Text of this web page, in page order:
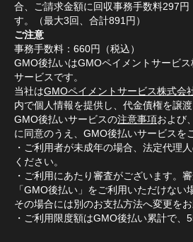
合、ご請求金額に回収事務手数料297円
す。（最大3回、合計891円）
ご注意
事務手数料：660円（税込）
GMO後払いはGMOペイメントサービ
サービスです。
当社はGMOペイメントサービス株式会
内で個人情報を提供し、代金債権を譲渡
GMO後払いサービスの注意事項および、
に同意のうえ、GMO後払いサービスを
・ご利用者が未成年の場合、法定代理
ください。
・ご利用にあたり審査がございます。
「GMO後払い」をご利用いただけない
その場合には別のお支払方法へ変更をお
・ご利用限度額はGMO後払い累計で、